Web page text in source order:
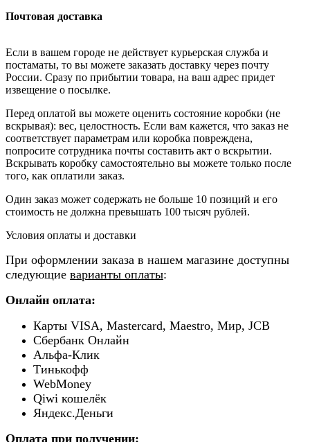
Почтовая доставка
Если в вашем городе не действует курьерская служба и
постаматы, то вы можете заказать доставку через почту
России. Сразу по прибытии товара, на ваш адрес придет
извещение о посылке.
Перед оплатой вы можете оценить состояние коробки (не
вскрывая): вес, целостность. Если вам кажется, что заказ не
соответствует параметрам или коробка повреждена,
попросите сотрудника почты составить акт о вскрытии.
Вскрывать коробку самостоятельно вы можете только после
того, как оплатили заказ.
Один заказ может содержать не больше 10 позиций и его
стоимость не должна превышать 100 тысяч рублей.
Условия оплаты и доставки
При оформлении заказа в нашем магазине доступны
следующие варианты оплаты:
Онлайн оплата:
Карты VISA, Mastercard, Maestro, Мир, JCB
Сбербанк Онлайн
Альфа-Клик
Тинькофф
WebMoney
Qiwi кошелёк
Яндекс.Деньги
Оплата при получении: